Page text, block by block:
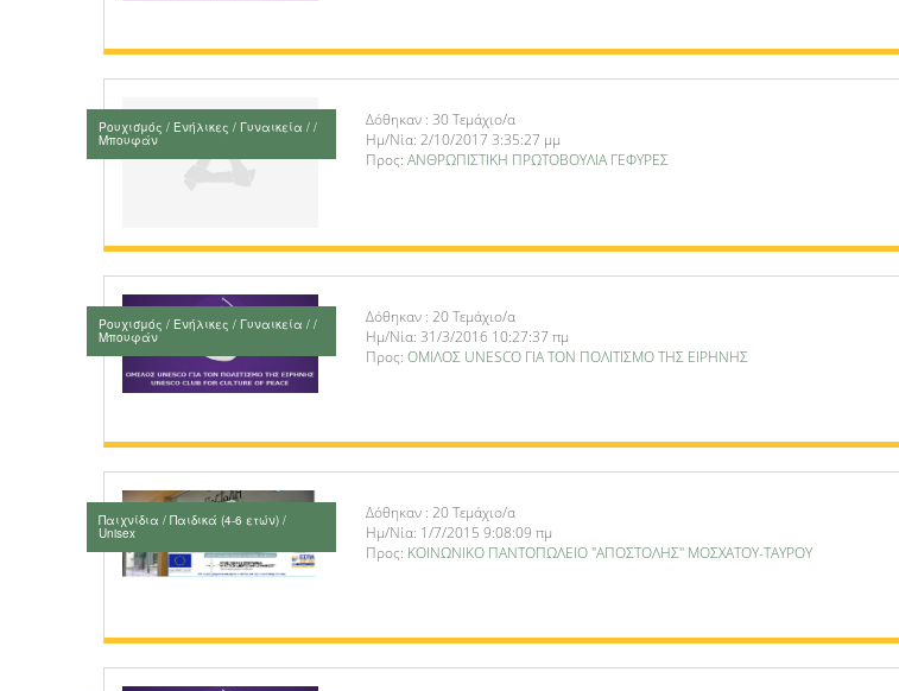
Ρουχισμός / Ενήλικες / Γυναικεία / /
Μπουφάν
Δόθηκαν : 30 Τεμάχιο/α
Ημ/Νία: 2/10/2017 3:35:27 μμ
Προς: ΑΝΘΡΩΠΙΣΤΙΚΗ ΠΡΩΤΟΒΟΥΛΙΑ ΓΕΦΥΡΕΣ
Ρουχισμός / Ενήλικες / Γυναικεία / /
Μπουφάν
Δόθηκαν : 20 Τεμάχιο/α
Ημ/Νία: 31/3/2016 10:27:37 πμ
Προς: ΟΜΙΛΟΣ UNESCO ΓΙΑ ΤΟΝ ΠΟΛΙΤΙΣΜΟ ΤΗΣ ΕΙΡΗΝΗΣ
Παιχνίδια / Παιδικά (4-6 ετών) /
Unisex
Δόθηκαν : 20 Τεμάχιο/α
Ημ/Νία: 1/7/2015 9:08:09 πμ
Προς: ΚΟΙΝΩΝΙΚΟ ΠΑΝΤΟΠΩΛΕΙΟ "ΑΠΟΣΤΟΛΗΣ" ΜΟΣΧΑΤΟΥ-ΤΑΥΡΟΥ